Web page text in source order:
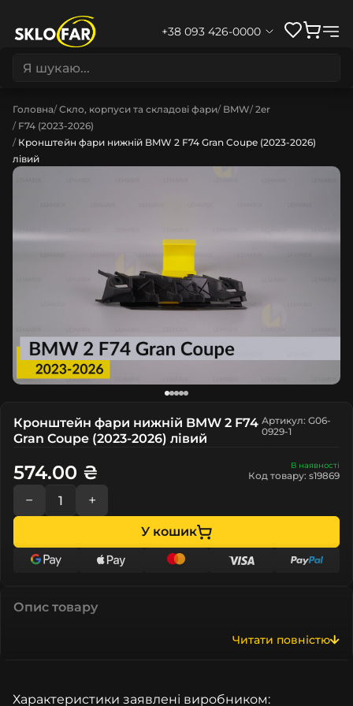
+38 093 426-0000
Головна Скло, корпуси та складові фари BMW 2er
F74 (2023-2026)
Кронштейн фари нижній BMW 2 F74 Gran Coupe (2023-2026)
лівий
Кронштейн фари нижній BMW 2 F74
Gran Coupe (2023-2026) лівий
Артикул: G06-
0929-1
В наявності
Код товару: s19869
574.00 ₴
− +
У кошик
Опис товару
Читати повністю
Характеристики заявлені виробником: